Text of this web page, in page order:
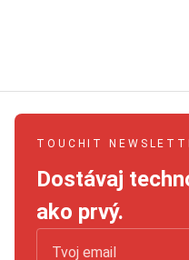
TOUCHIT
Dostávaj
ako prvý.